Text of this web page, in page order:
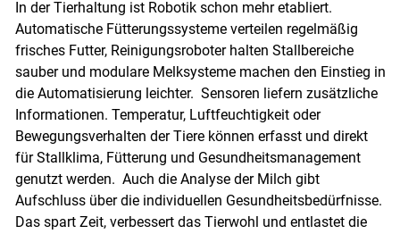
In der Tierhaltung ist Robotik schon mehr etabliert.
Automatische Fütterungssysteme verteilen regelmäßig
frisches Futter, Reinigungsroboter halten Stallbereiche
sauber und modulare Melksysteme machen den Einstieg in
die Automatisierung leichter. Sensoren liefern zusätzliche
Informationen. Temperatur, Luftfeuchtigkeit oder
Bewegungsverhalten der Tiere können erfasst und direkt
für Stallklima, Fütterung und Gesundheitsmanagement
genutzt werden. Auch die Analyse der Milch gibt
Aufschluss über die individuellen Gesundheitsbedürfnisse.
Das spart Zeit, verbessert das Tierwohl und entlastet die